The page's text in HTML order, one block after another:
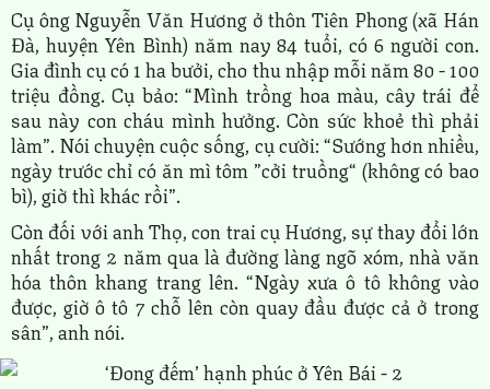
Cụ ông Nguyễn Văn Hương ở thôn Tiên Phong (xã Hán
Đà, huyện Yên Bình) năm nay 84 tuổi, có 6 người con.
Gia đình cụ có 1 ha bưởi, cho thu nhập mỗi năm 80 - 100
triệu đồng. Cụ bảo: “Mình trồng hoa màu, cây trái để
sau này con cháu mình hưởng. Còn sức khoẻ thì phải
làm”. Nói chuyện cuộc sống, cụ cười: “Sướng hơn nhiều,
ngày trước chỉ có ăn mì tôm ”cởi truồng“ (không có bao
bì), giờ thì khác rồi”.
Còn đối với anh Thọ, con trai cụ Hương, sự thay đổi lớn
nhất trong 2 năm qua là đường làng ngõ xóm, nhà văn
hóa thôn khang trang lên. “Ngày xưa ô tô không vào
được, giờ ô tô 7 chỗ lên còn quay đầu được cả ở trong
sân”, anh nói.